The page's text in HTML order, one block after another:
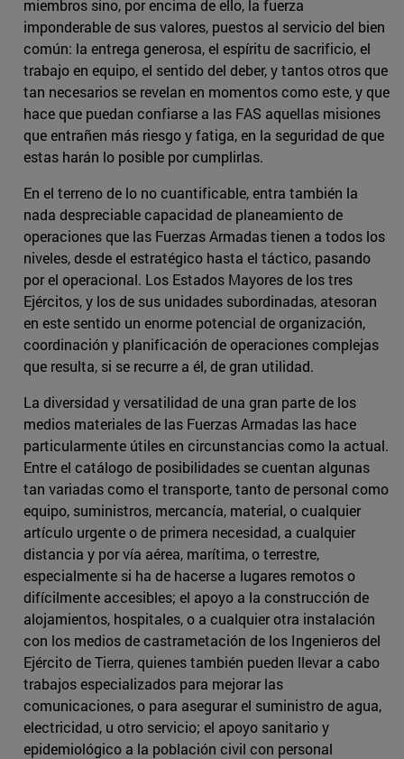
miembros sino, por encima de ello, la fuerza
imponderable de sus valores, puestos al servicio del bien
común: la entrega generosa, el espíritu de sacrificio, el
trabajo en equipo, el sentido del deber, y tantos otros que
tan necesarios se revelan en momentos como este, y que
hace que puedan confiarse a las FAS aquellas misiones
que entrañen más riesgo y fatiga, en la seguridad de que
estas harán lo posible por cumplirlas.
En el terreno de lo no cuantificable, entra también la
nada despreciable capacidad de planeamiento de
operaciones que las Fuerzas Armadas tienen a todos los
niveles, desde el estratégico hasta el táctico, pasando
por el operacional. Los Estados Mayores de los tres
Ejércitos, y los de sus unidades subordinadas, atesoran
en este sentido un enorme potencial de organización,
coordinación y planificación de operaciones complejas
que resulta, si se recurre a él, de gran utilidad.
La diversidad y versatilidad de una gran parte de los
medios materiales de las Fuerzas Armadas las hace
particularmente útiles en circunstancias como la actual.
Entre el catálogo de posibilidades se cuentan algunas
tan variadas como el transporte, tanto de personal como
equipo, suministros, mercancía, material, o cualquier
artículo urgente o de primera necesidad, a cualquier
distancia y por vía aérea, marítima, o terrestre,
especialmente si ha de hacerse a lugares remotos o
difícilmente accesibles; el apoyo a la construcción de
alojamientos, hospitales, o a cualquier otra instalación
con los medios de castrametación de los Ingenieros del
Ejército de Tierra, quienes también pueden llevar a cabo
trabajos especializados para mejorar las
comunicaciones, o para asegurar el suministro de agua,
electricidad, u otro servicio; el apoyo sanitario y
epidemiológico a la población civil con personal